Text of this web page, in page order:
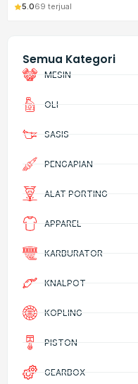
Semua Kategori
MESIN
OLI
SASIS
PENGAPIAN
ALAT PORTING
APPAREL
KARBURATOR
KNALPOT
KOPLING
PISTON
GEARBOX
5.069 terjual